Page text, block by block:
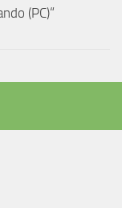
(PC)“